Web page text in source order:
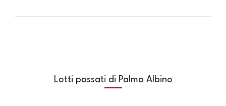
Lotti passati di Palma Albino